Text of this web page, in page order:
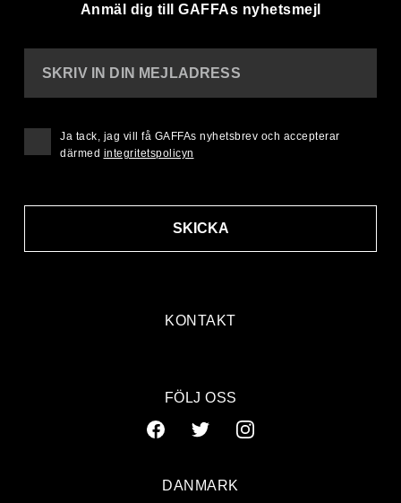
Anmäl dig till GAFFAs nyhetsmejl
KONTAKT
SKRIV IN DIN MEJLADRESS
SKICKA
Ja tack, jag vill få GAFFAs nyhetsbrev och accepterar
därmed integritetspolicyn
FÖLJ OSS
DANMARK